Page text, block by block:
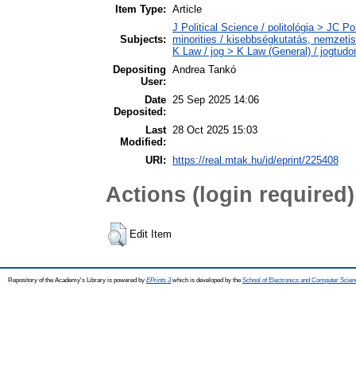
Item Type: Article
Subjects:
J Political Science / politológia > JC
minorities / kisebbségkutatás,
K Law / jog > K Law (General) /
Depositing
User:
Andrea Tankó
Date
Deposited:
25 Sep 2025 14:06
Last
Modified:
28 Oct 2025 15:03
URI: https://real.mtak.hu/id/eprint/225408
Actions (login required)
Edit Item
Repository of the Academy's Library is powered by EPrints 3which is developed by the School of Electronics and Computer